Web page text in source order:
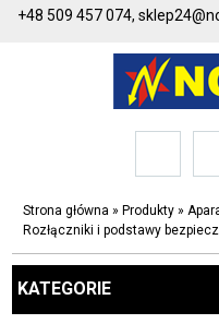
+48 509 457 074,
Strona główna » Produkty »
Rozłączniki i podstawy
KATEGORIE